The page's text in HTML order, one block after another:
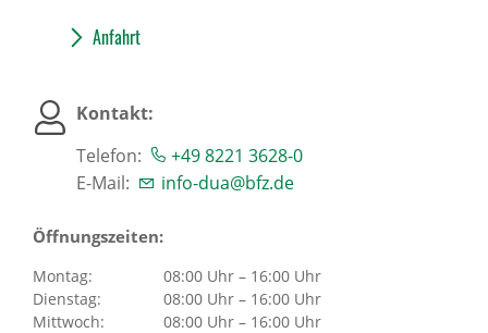
Anfahrt
Öffnungszeiten:
Montag:
08:00 Uhr – 16:00 Uhr
Dienstag:
08:00 Uhr – 16:00 Uhr
Mittwoch:
08:00 Uhr – 16:00 Uhr
Kontakt:
Telefon:
+49 8221 3628-0
E-Mail:
info-dua@bfz.de